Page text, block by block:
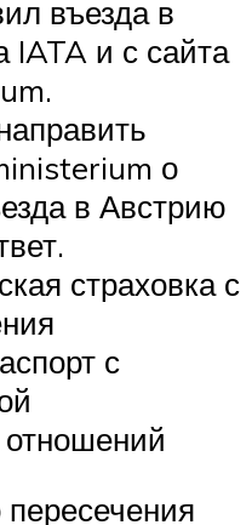
въезда в
IATA и с сайта
о
в Австрию
страховка с
с
отношений